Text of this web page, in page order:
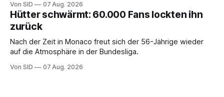
Von SID 07 Aug. 2026
Hütter schwärmt: 60.000 Fans lockten ihn
zurück
Nach der Zeit in Monaco freut sich der 56-Jährige wieder
auf die Atmosphäre in der Bundesliga.
Von SID 07 Aug. 2026